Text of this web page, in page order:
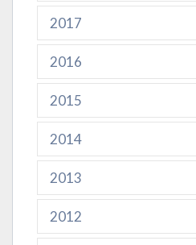
2017
2016
2015
2014
2013
2012